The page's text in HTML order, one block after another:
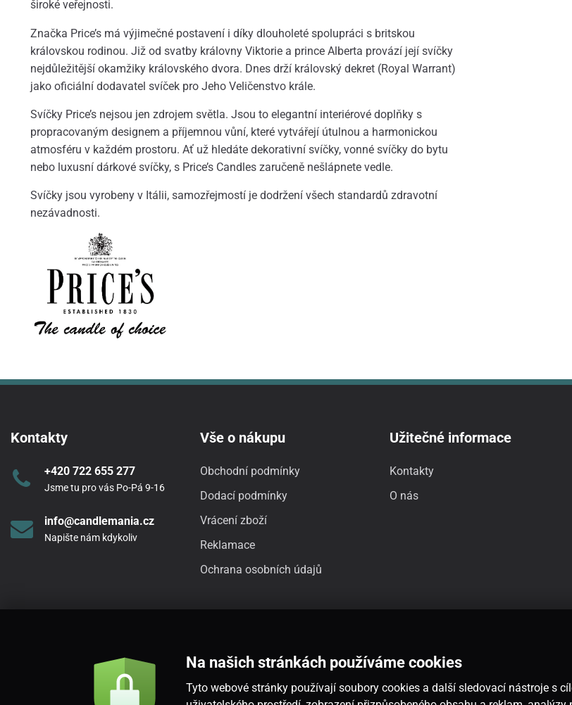
široké veřejnosti.
Značka Price’s má výjimečné postavení i díky dlouholeté spolupráci s britskou
královskou rodinou. Již od svatby královny Viktorie a prince Alberta provází její svíčky
nejdůležitější okamžiky královského dvora. Dnes drží královský dekret (Royal Warrant)
jako oficiální dodavatel svíček pro Jeho Veličenstvo krále.
Svíčky Price’s nejsou jen zdrojem světla. Jsou to elegantní interiérové doplňky s
propracovaným designem a příjemnou vůní, které vytvářejí útulnou a harmonickou
atmosféru v každém prostoru. Ať už hledáte dekorativní svíčky, vonné svíčky do bytu
nebo luxusní dárkové svíčky, s Price’s Candles zaručeně nešlápnete vedle.
Svíčky jsou vyrobeny v Itálii, samozřejmostí je dodržení všech standardů zdravotní
nezávadnosti.
Kontakty
+420 722 655 277
Jsme tu pro vás Po-Pá 9-16
info@candlemania.cz
Napište nám kdykoliv
Vše o nákupu
Obchodní podmínky
Dodací podmínky
Vrácení zboží
Reklamace
Ochrana osobních údajů
Užitečné informace
Kontakty
O nás
Na našich stránkách používáme cookies
Tyto webové stránky používají soubory cookies a další sledovací nástroje s